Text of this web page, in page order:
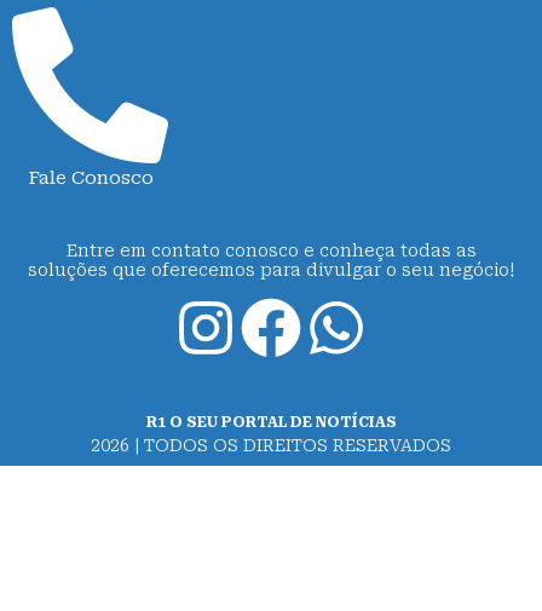
Fale Conosco
Entre em contato conosco e conheça todas as
soluções que oferecemos para divulgar o seu negócio!
R1 O SEU PORTAL DE NOTÍCIAS
2026 | TODOS OS DIREITOS RESERVADOS